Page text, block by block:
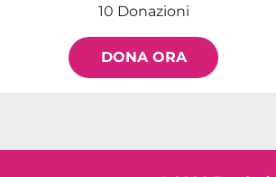
10 Donazioni
DONA ORA